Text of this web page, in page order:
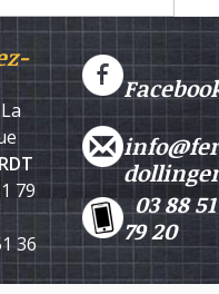
79
36
03 88 51
79 20